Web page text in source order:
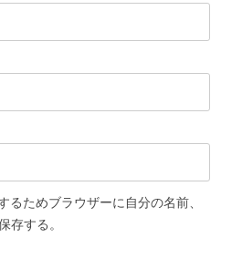
るためブラウザーに自分の名前、
存する。